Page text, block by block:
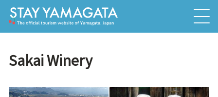
Sakai Winery